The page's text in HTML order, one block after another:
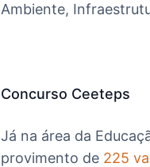
Ambiente,
Concurso Ceeteps
Já na área da
provimento de 225